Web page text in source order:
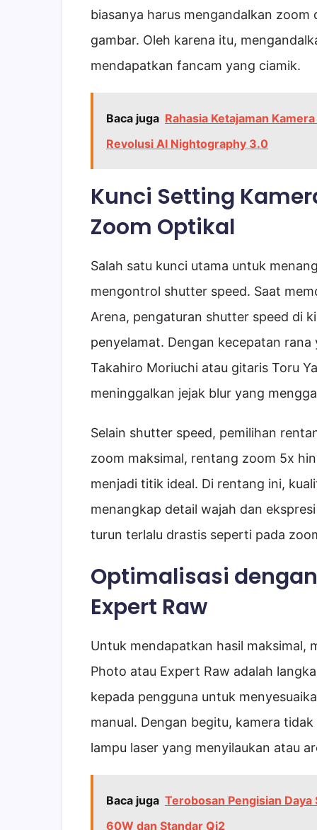
biasanya harus mengandalkan
gambar. Oleh karena itu,
mendapatkan fancam yang ciamik.
Baca juga Rahasia Ketajaman
Revolusi AI Nightography 3.0
Kunci Setting
Zoom Optikal
Salah satu kunci utama untuk
mengontrol shutter speed. Saat
Arena, pengaturan shutter speed di
penyelamat. Dengan kecepatan
Takahiro Moriuchi atau gitaris Toru
meninggalkan jejak blur yang
Selain shutter speed, pemilihan
zoom maksimal, rentang zoom 5x
menjadi titik ideal. Di rentang ini,
menangkap detail wajah dan
turun terlalu drastis seperti pada
Optimalisasi
Expert Raw
Untuk mendapatkan hasil maksimal,
Photo atau Expert Raw adalah
kepada pengguna untuk
manual. Dengan begitu, kamera
lampu laser yang menyilaukan atau
Baca juga Terobosan Pengisian
60W dan Standar Qi2